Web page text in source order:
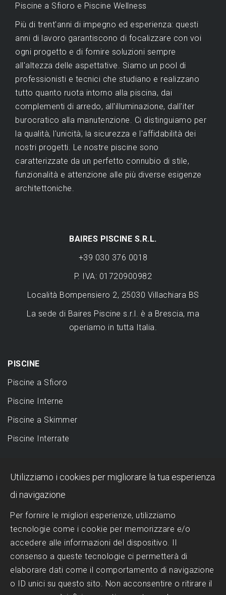
Piscine a Sfioro e Piscine Wellness
Più di trent'anni di impegno ed esperienza: questi
anni di lavoro garantiscono di focalizzare con voi
ogni progetto e di fornire soluzioni sempre
all'altezza delle aspettative. Siamo un pool di
professionisti e tecnici che studiano e realizzano
tutto quanto ruota intorno alla piscina, dai
complementi di arredo, all'illuminazione, dall'iter
burocratico alla manutenzione. Ci distinguiamo per
la qualità, l'unicità, la sicurezza e l'affidabilità dei
nostri progetti. Le nostre piscine sono
caratterizzate da un perfetto connubio di stile,
funzionalità e attenzione alle più diverse esigenze
architettoniche.
BAIRES PISCINE S.R.L.
+39 030 376 0018
P. IVA: 01720900982
Località Bompensiero 2, 25030 Villachiara BS
La sede di Baires Piscine s.r.l. è a Brescia, ma
operiamo in tutta Italia.
PISCINE
Piscine a Sfioro
Piscine Interne
Piscine a Skimmer
Piscine Interrate
DESIGN
Piscina a sfioro: perché sceglierla?
Progettazione Piscine
Realizzazione Piscine
Trattamenti dell'acqua
Utilizziamo i cookies per migliorare la tua esperienza
di navigazione
Per fornire le migliori esperienze, utilizziamo
tecnologie come i cookie per memorizzare e/o
accedere alle informazioni del dispositivo. Il
consenso a queste tecnologie ci permetterà di
elaborare dati come il comportamento di navigazione
o ID unici su questo sito. Non acconsentire o ritirare il